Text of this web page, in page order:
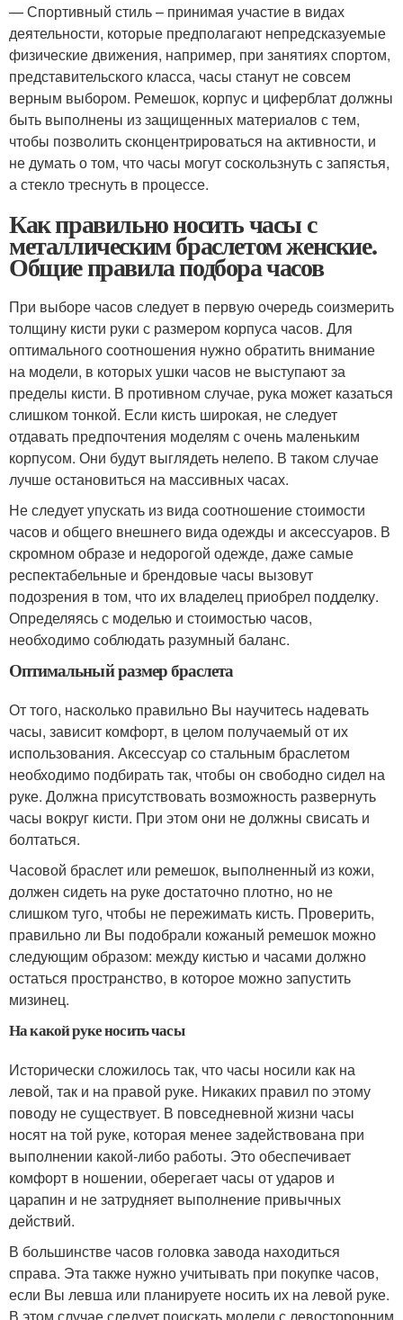
— Спортивный стиль – принимая участие в видах
деятельности, которые предполагают непредсказуемые
физические движения, например, при занятиях спортом,
представительского класса, часы станут не совсем
верным выбором. Ремешок, корпус и циферблат должны
быть выполнены из защищенных материалов с тем,
чтобы позволить сконцентрироваться на активности, и
не думать о том, что часы могут соскользнуть с запястья,
а стекло треснуть в процессе.
Как правильно носить часы с
металлическим браслетом женские.
Общие правила подбора часов
При выборе часов следует в первую очередь соизмерить
толщину кисти руки с размером корпуса часов. Для
оптимального соотношения нужно обратить внимание
на модели, в которых ушки часов не выступают за
пределы кисти. В противном случае, рука может казаться
слишком тонкой. Если кисть широкая, не следует
отдавать предпочтения моделям с очень маленьким
корпусом. Они будут выглядеть нелепо. В таком случае
лучше остановиться на массивных часах.
Не следует упускать из вида соотношение стоимости
часов и общего внешнего вида одежды и аксессуаров. В
скромном образе и недорогой одежде, даже самые
респектабельные и брендовые часы вызовут
подозрения в том, что их владелец приобрел подделку.
Определяясь с моделью и стоимостью часов,
необходимо соблюдать разумный баланс.
Оптимальный размер браслета
От того, насколько правильно Вы научитесь надевать
часы, зависит комфорт, в целом получаемый от их
использования. Аксессуар со стальным браслетом
необходимо подбирать так, чтобы он свободно сидел на
руке. Должна присутствовать возможность развернуть
часы вокруг кисти. При этом они не должны свисать и
болтаться.
Часовой браслет или ремешок, выполненный из кожи,
должен сидеть на руке достаточно плотно, но не
слишком туго, чтобы не пережимать кисть. Проверить,
правильно ли Вы подобрали кожаный ремешок можно
следующим образом: между кистью и часами должно
остаться пространство, в которое можно запустить
мизинец.
На какой руке носить часы
Исторически сложилось так, что часы носили как на
левой, так и на правой руке. Никаких правил по этому
поводу не существует. В повседневной жизни часы
носят на той руке, которая менее задействована при
выполнении какой-либо работы. Это обеспечивает
комфорт в ношении, оберегает часы от ударов и
царапин и не затрудняет выполнение привычных
действий.
В большинстве часов головка завода находиться
справа. Эта также нужно учитывать при покупке часов,
если Вы левша или планируете носить их на левой руке.